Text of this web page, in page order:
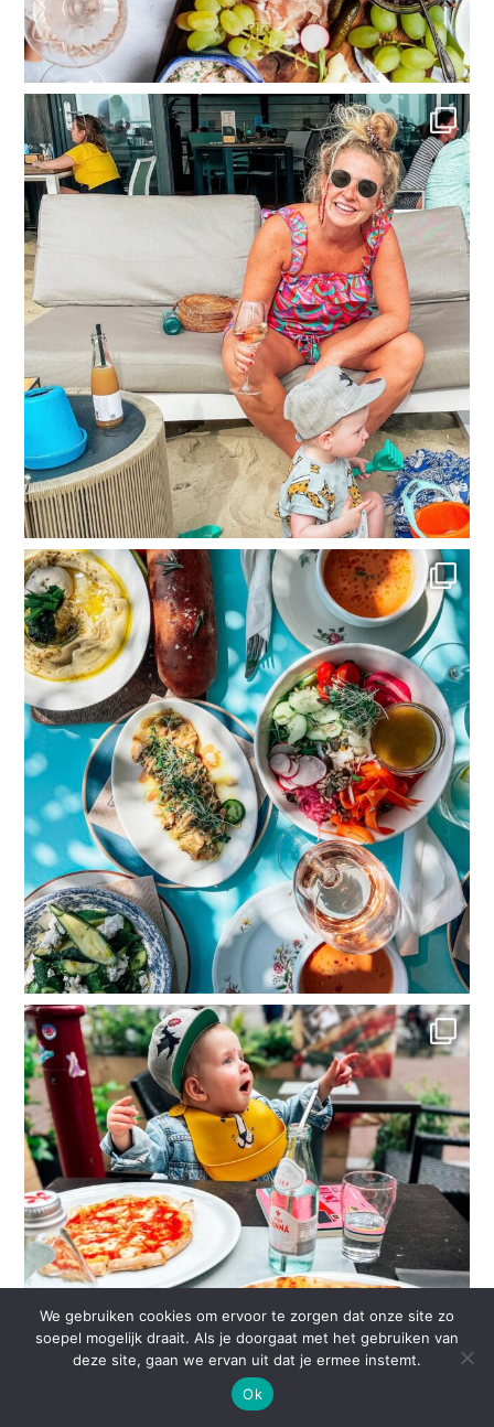
We gebruiken cookies om ervoor te zorgen dat onze site zo
soepel mogelijk draait. Als je doorgaat met het gebruiken van
deze site, gaan we ervan uit dat je ermee instemt.
Ok